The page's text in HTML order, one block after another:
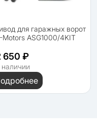
для гаражных ворот
Motors ASG1000/4KIT
650 ₽